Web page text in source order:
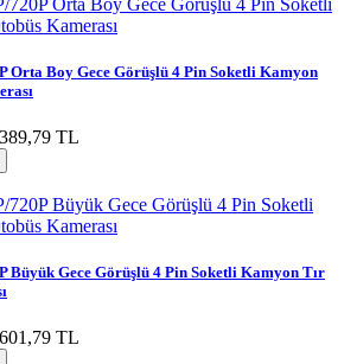
Orta Boy Gece Görüşlü 4 Pin Soketli Kamyon
TL
Büyük Gece Görüşlü 4 Pin Soketli Kamyon Tır
TL